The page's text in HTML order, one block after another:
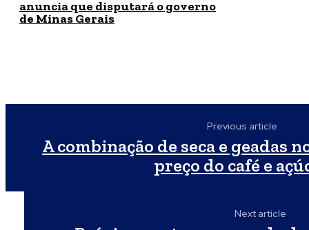
anuncia que disputará o governo
de Minas Gerais
Previous article
A combinação de seca e geadas
preço do café e
Next article